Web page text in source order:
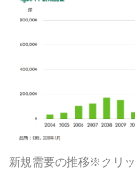
新規需要の推移※クリ